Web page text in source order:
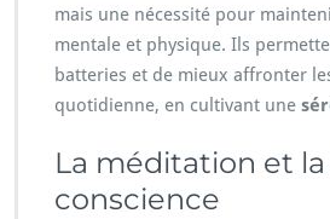
mais une nécessité pour
mentale et physique. Ils
batteries et de mieux affronter
quotidienne, en cultivant une
La méditation et
conscience